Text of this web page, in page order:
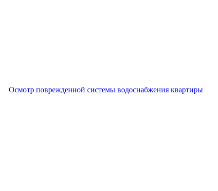
Осмотр поврежденной системы водоснабжения квартиры